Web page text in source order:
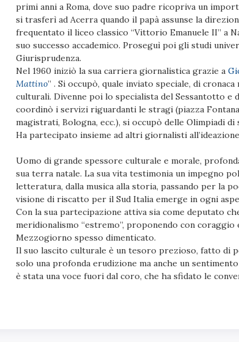
primi anni a Roma, dove suo padre ricopriva un
si trasferì ad Acerra quando il papà assunse la
frequentato il liceo classico “Vittorio Emanuele II” a
suo successo accademico. Proseguì poi gli studi
Giurisprudenza.
Nel 1960 iniziò la sua carriera giornalistica grazie a
Mattino” . Si occupò, quale inviato speciale, di
culturali. Divenne poi lo specialista del Sessantotto
coordinò i servizi riguardanti le stragi (piazza
magistrati, Bologna, ecc.), si occupò delle Olimpiadi di
Ha partecipato insieme ad altri giornalisti
Uomo di grande spessore culturale e morale,
sua terra natale. La sua vita testimonia un impegno
letteratura, dalla musica alla storia, passando per la
visione di riscatto per il Sud Italia emerge in ogni
Con la sua partecipazione attiva sia come deputato
meridionalismo “estremo”, proponendo con
Mezzogiorno spesso dimenticato.
Il suo lascito culturale è un tesoro prezioso, fatto di
solo una profonda erudizione ma anche un
è stata una voce fuori dal coro, che ha sfidato le